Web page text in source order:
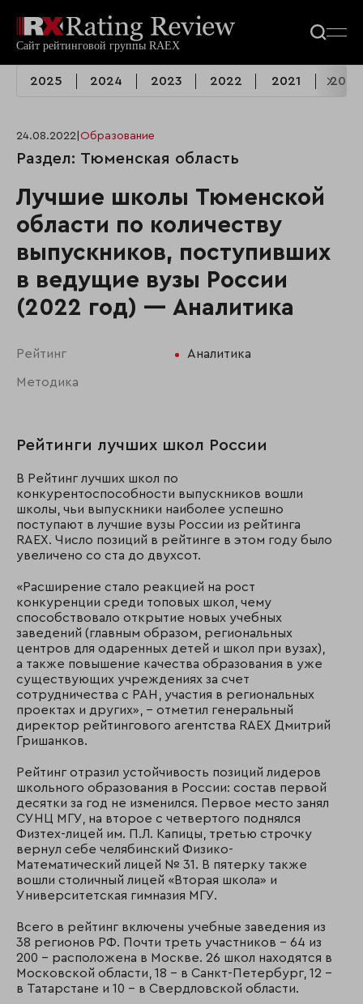
2025 2024 2023 2022 2021 2020
24.08.2022 Образование
Раздел: Тюменская область
Лучшие школы Тюменской
области по количеству
выпускников, поступивших
в ведущие вузы России
(2022 год) — Аналитика
Рейтинг Аналитика
Методика
Рейтинги лучших школ России
В Рейтинг лучших школ по
конкурентоспособности выпускников вошли
школы, чьи выпускники наиболее успешно
поступают в лучшие вузы России из рейтинга
RAEX. Число позиций в рейтинге в этом году было
увеличено со ста до двухсот.
«Расширение стало реакцией на рост
конкуренции среди топовых школ, чему
способствовало открытие новых учебных
заведений (главным образом, региональных
центров для одаренных детей и школ при вузах),
а также повышение качества образования в уже
существующих учреждениях за счет
сотрудничества с РАН, участия в региональных
проектах и других», – отметил генеральный
директор рейтингового агентства RAEX Дмитрий
Гришанков.
Рейтинг отразил устойчивость позиций лидеров
школьного образования в России: состав первой
десятки за год не изменился. Первое место занял
СУНЦ МГУ, на второе с четвертого поднялся
Физтех-лицей им. П.Л. Капицы, третью строчку
вернул себе челябинский Физико-
Математический лицей № 31. В пятерку также
вошли столичный лицей «Вторая школа» и
Университетская гимназия МГУ.
Всего в рейтинг включены учебные заведения из
38 регионов РФ. Почти треть участников – 64 из
200 – расположена в Москве. 26 школ находятся в
Московской области, 18 – в Санкт-Петербург, 12 –
в Татарстане и 10 – в Свердловской области.